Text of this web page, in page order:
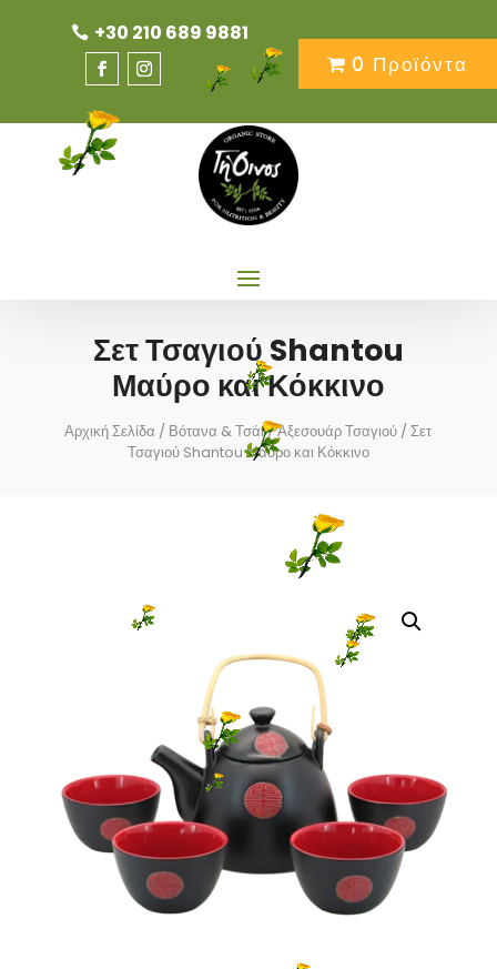
+30 210 689 9881
0 Προϊόντα
Σετ Τσαγιού Shantou
Μαύρο και Κόκκινο
Αρχική Σελίδα / Βότανα & Τσάι/Αξεσουάρ Τσαγιού / Σετ
Τσαγιού Shantou Μαύρο και Κόκκινο